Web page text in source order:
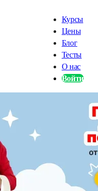
Курсы
Цены
Блог
Тесты
О нас
Войти